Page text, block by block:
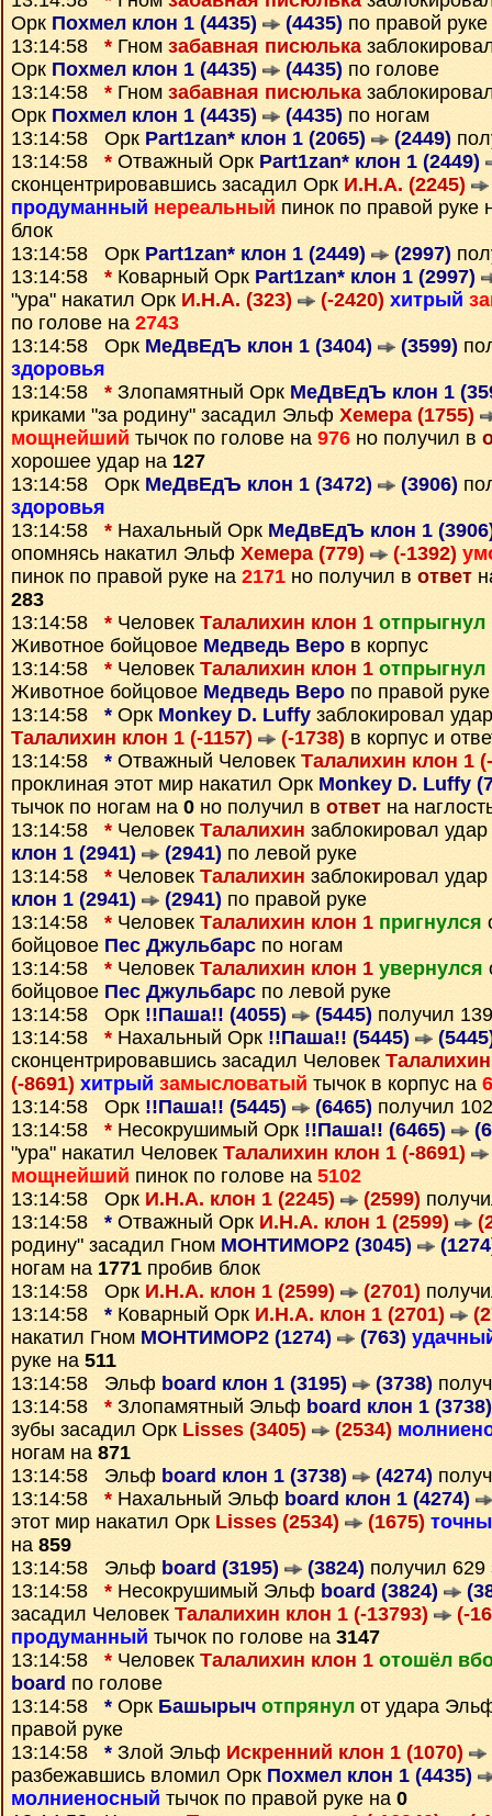
Орк Похмел клон 1 (4435) (4435) по правой руке
13:14:58 * Гном забавная писюлька
Орк Похмел клон 1 (4435) (4435) по голове
13:14:58 * Гном забавная писюлька
Орк Похмел клон 1 (4435) (4435) по ногам
13:14:58 Орк Part1zan* клон 1 (2065) (2449)
13:14:58 * Отважный Орк Part1zan* клон 1 (2449)
сконцентрировавшись засадил Орк И.Н.А. (2245)
продуманный нереальный пинок по правой руке
блок
13:14:58 Орк Part1zan* клон 1 (2449) (2997)
13:14:58 * Коварный Орк Part1zan* клон 1 (2997)
"ура" накатил Орк И.Н.А. (323) (-2420) хитрый
по голове на 2743
13:14:58 Орк МеДвЕдЪ клон 1 (3404) (3599)
здоровья
13:14:58 * Злопамятный Орк МеДвЕдЪ клон 1
криками "за родину" засадил Эльф Хемера (1755)
мощнейший тычок по голове на 976 но получил в
хорошее удар на 127
13:14:58 Орк МеДвЕдЪ клон 1 (3472) (3906)
здоровья
13:14:58 * Нахальный Орк МеДвЕдЪ клон 1
опомнясь накатил Эльф Хемера (779) (-1392)
пинок по правой руке на 2171 но получил в ответ
283
13:14:58 * Человек Талалихин клон 1 отпрыгнул
Животное бойцовое Медведь Bepo в корпус
13:14:58 * Человек Талалихин клон 1 отпрыгнул
Животное бойцовое Медведь Bepo по правой руке
13:14:58 * Орк Monkey D. Luffy заблокировал
Талалихин клон 1 (-1157)
(-1738) в корпус и
13:14:58 * Отважный Человек Талалихин клон 1
проклиная этот мир накатил Орк Monkey D. Luffy
тычок по ногам на 0 но получил в ответ на
13:14:58 * Человек Талалихин заблокировал
клон 1 (2941)
(2941) по левой руке
13:14:58 * Человек Талалихин заблокировал
клон 1 (2941)
(2941) по правой руке
13:14:58 * Человек Талалихин клон 1 пригнулся
бойцовое Пес Джульбарс по ногам
13:14:58 * Человек Талалихин клон 1 увернулся
бойцовое Пес Джульбарс по левой руке
13:14:58 Орк !!Паша!! (4055) (5445) получил
13:14:58 * Нахальный Орк !!Паша!! (5445)
сконцентрировавшись засадил Человек
(-8691) хитрый замысловатый тычок в корпус на
13:14:58 Орк !!Паша!! (5445) (6465) получил
13:14:58 * Несокрушимый Орк !!Паша!! (6465)
"ура" накатил Человек Талалихин клон 1 (-8691)
мощнейший пинок по голове на 5102
13:14:58 Орк И.Н.А. клон 1 (2245) (2599)
13:14:58 * Отважный Орк И.Н.А. клон 1 (2599)
родину" засадил Гном МОНТИМОР2 (3045)
ногам на 1771 пробив блок
13:14:58 Орк И.Н.А. клон 1 (2599) (2701)
13:14:58 * Коварный Орк И.Н.А. клон 1 (2701)
накатил Гном МОНТИМОР2 (1274) (763)
руке на 511
13:14:58 Эльф board клон 1 (3195) (3738)
13:14:58 * Злопамятный Эльф board клон 1
зубы засадил Орк Lisses (3405) (2534)
ногам на 871
13:14:58 Эльф board клон 1 (3738) (4274)
13:14:58 * Нахальный Эльф board клон 1 (4274)
этот мир накатил Орк Lisses (2534) (1675)
на 859
13:14:58 Эльф board (3195) (3824) получил 629
13:14:58 * Несокрушимый Эльф board (3824)
засадил Человек Талалихин клон 1 (-13793)
(-
продуманный тычок по голове на 3147
13:14:58 * Человек Талалихин клон 1 отошёл
board по голове
13:14:58 * Орк Башырыч отпрянул от удара
правой руке
13:14:58 * Злой Эльф Искренний клон 1 (1070)
разбежавшись вломил Орк Похмел клон 1 (4435)
молниеносный тычок по правой руке на 0